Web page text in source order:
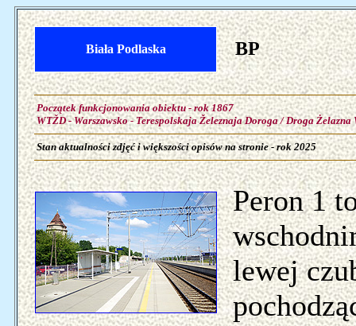
Biała Podlaska BP
Początek funkcjonowania obiektu - rok 1867
WTŽD - Warszawsko - Terespolskaja Železnaja Doroga / Droga Żelazna
Stan aktualności zdjęć i większości opisów na stronie - rok 2025
Peron 1
lewej